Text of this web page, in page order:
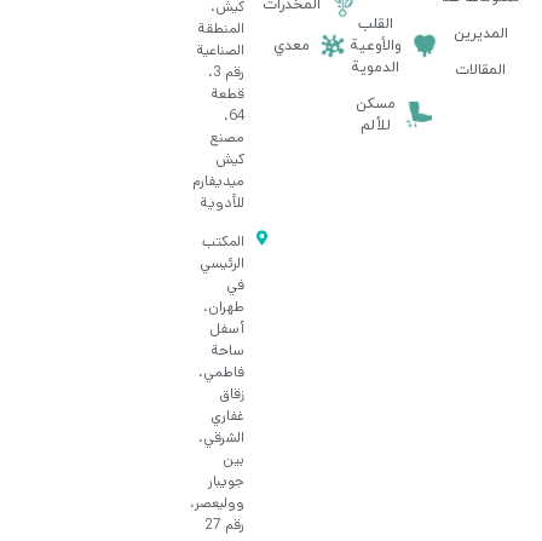
المديرين
المقالات
القلب
والأوعية
الدموية
مسكن
للألم
المخدرات
معدي
كيش،
المنطقة
الصناعية
رقم 3،
قطعة
64،
مصنع
كيش
ميديفارم
للأدوية
المكتب
الرئيسي
في
طهران،
أسفل
ساحة
فاطمي،
زقاق
غفاري
الشرقي،
بين
جويبار
ووليعصر،
رقم 27